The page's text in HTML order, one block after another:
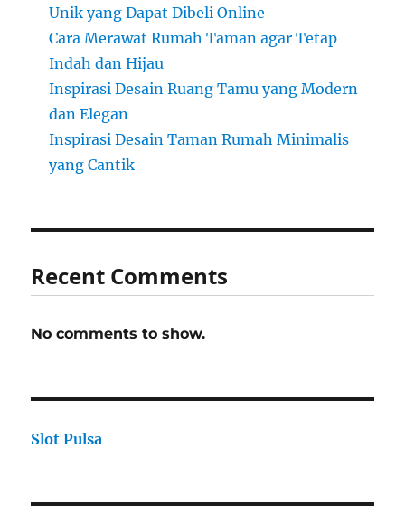
Unik yang Dapat Dibeli Online
Cara Merawat Rumah Taman agar Tetap
Indah dan Hijau
Inspirasi Desain Ruang Tamu yang Modern
dan Elegan
Inspirasi Desain Taman Rumah Minimalis
yang Cantik
Recent Comments
No comments to show.
Slot Pulsa